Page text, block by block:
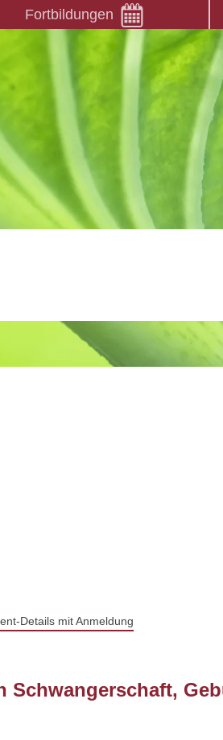
Fortbildungen
Details mit Anmeldung
Schwangerschaft,